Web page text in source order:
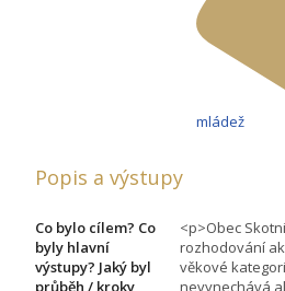
mládež
Popis a výstupy
Co bylo cílem? Co
byly hlavní
výstupy? Jaký byl
průběh / kroky
<p>Obec
rozhodování
věkové
nevynechává